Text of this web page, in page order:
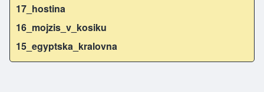
17_hostina
16_mojzis_v_kosiku
15_egyptska_kralovna